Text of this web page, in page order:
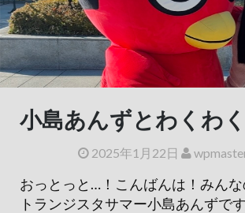
小島あんずとわくわ
2025年1月22日
おっとっと…！こんばんは！みん
トランジスタサマー小島あんずです